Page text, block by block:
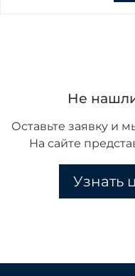
Не
Оставьте заявку и
На сайте
Узнать